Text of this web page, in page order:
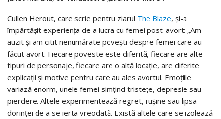
Cullen Herout, care scrie pentru ziarul The Blaze, și-a
împărtășit experiența de a lucra cu femei post-avort: „Am
auzit și am citit nenumărate povești despre femei care au
făcut avort. Fiecare poveste este diferită, fiecare are alte
tipuri de personaje, fiecare are o altă locație, are diferite
explicații și motive pentru care au ales avortul. Emoțiile
variază enorm, unele femei simțind tristețe, depresie sau
pierdere. Altele experimentează regret, rușine sau lipsa
dorinței de a se ierta vreodată. Există altele care se izolează